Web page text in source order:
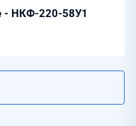
- НКФ-220-58У1